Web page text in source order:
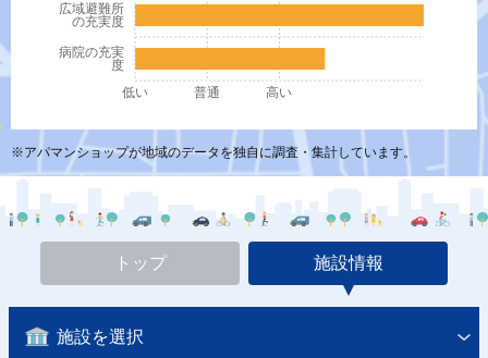
病院の充実
度
広域避難所
の充実度
低い 普通 高い
※アパマンショップが地域のデータを独自に調査・集計しています。
トップ 施設情報
施設を選択